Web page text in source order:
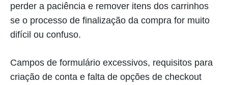
perder a paciência e remover itens dos carrinhos
se o processo de finalização da compra for muito
difícil ou confuso.
Campos de formulário excessivos, requisitos para
criação de conta e falta de opções de checkout